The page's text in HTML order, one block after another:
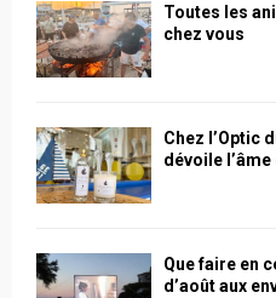
Toutes les
chez vous
Chez l’Optic
dévoile l’âme
Que faire en
d’août aux